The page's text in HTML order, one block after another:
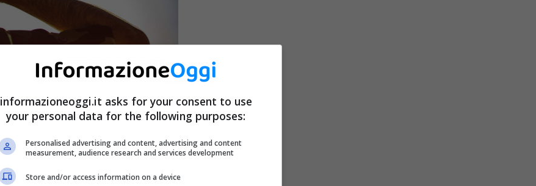
informazioneoggi.it asks for your consent to use
your personal data for the following purposes:
Personalised advertising and content, advertising and content
measurement, audience research and services development
Store and/or access information on a device